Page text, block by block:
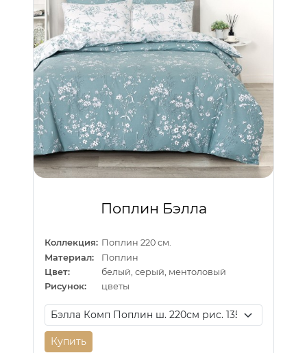
Поплин Бэлла
Коллекция: Поплин 220 см.
Материал:
Поплин
Цвет:
белый, серый, ментоловый
Рисунок:
цветы
Купить